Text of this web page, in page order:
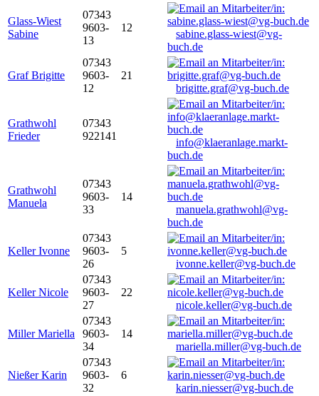
Glass-Wiest
Sabine
07343
9603-
13
12
sabine.glass-wiest@vg-
buch.de
Graf Brigitte
07343
9603-
12
21
brigitte.graf@vg-buch.de
Grathwohl
Frieder
07343
922141
info@klaeranlage.markt-
buch.de
Grathwohl
Manuela
07343
9603-
33
14
manuela.grathwohl@vg-
buch.de
Keller Ivonne
07343
9603-
26
5
ivonne.keller@vg-buch.de
Keller Nicole
07343
9603-
27
22
nicole.keller@vg-buch.de
Miller Mariella
07343
9603-
34
14
mariella.miller@vg-buch.de
Nießer Karin
07343
9603-
32
6
karin.niesser@vg-buch.de